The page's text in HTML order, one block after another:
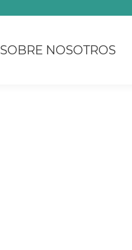
SOBRE NOSOTROS